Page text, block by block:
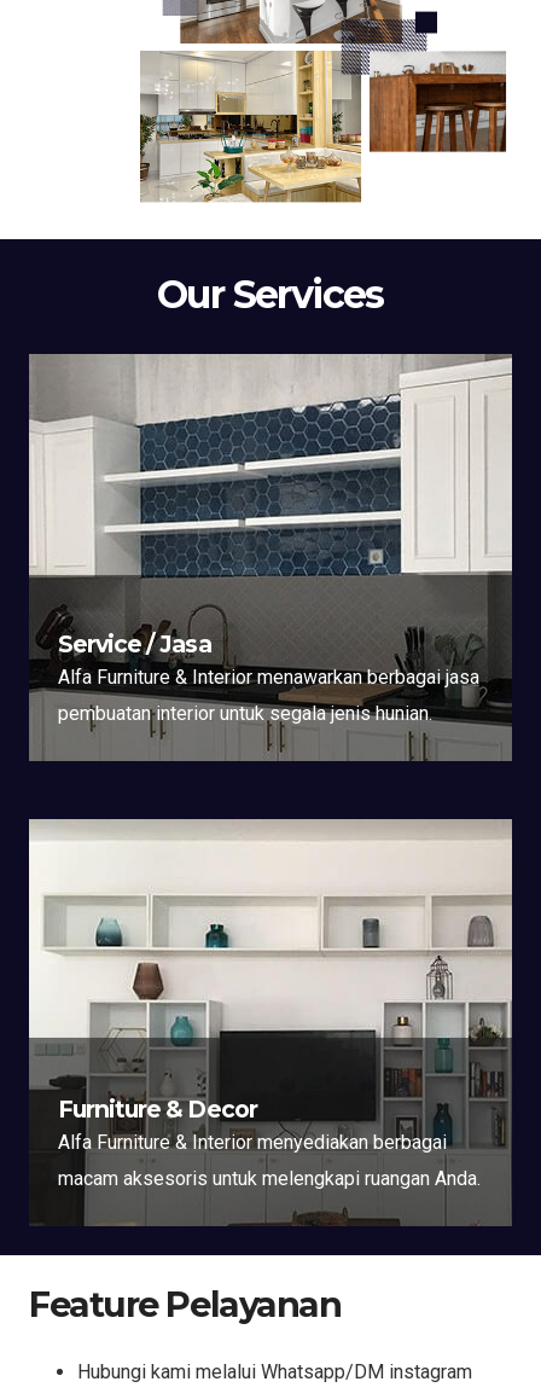
Our Services
Service / Jasa
Alfa Furniture & Interior menawarkan berbagai jasa
pembuatan interior untuk segala jenis hunian.
Furniture & Decor
Alfa Furniture & Interior menyediakan berbagai
macam aksesoris untuk melengkapi ruangan Anda.
Feature Pelayanan
Hubungi kami melalui Whatsapp/DM instagram